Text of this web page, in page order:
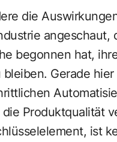
die
angeschaut,
begonnen hat,
Gerade
Produktqualität
ist